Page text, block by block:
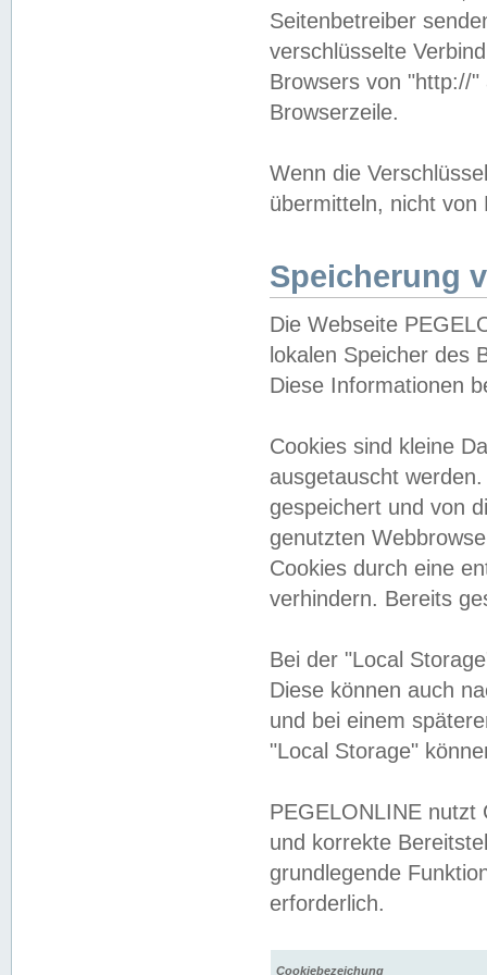
Seitenbetreiber
verschlüsselte
Browsers von "http://
Browserzeile.
Wenn die
übermitteln, nicht von
Speicherung
Die Webseite
lokalen Speicher des
Diese Informationen
Cookies sind kleine
ausgetauscht
gespeichert und von
genutzten
Cookies durch eine
verhindern. Bereits
Bei der "Local
Diese können auch
und bei einem
"Local Storage"
PEGELONLINE nutzt
und korrekte
grundlegende
erforderlich.
Cookiebezeichung